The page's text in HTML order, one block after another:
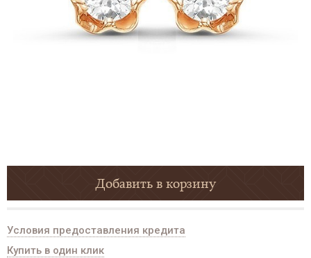
Добавить в корзину
Условия предоставления кредита
Купить в один клик